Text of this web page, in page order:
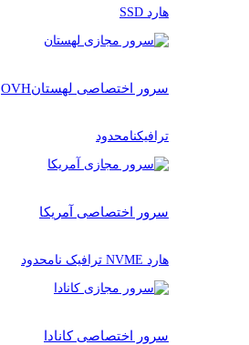
هارد SSD
سرور اختصاصی لهستانOVH
ترافیکنامحدود
سرور اختصاصی آمریکا
هارد NVME ترافیک نامحدود
سرور اختصاصی کانادا